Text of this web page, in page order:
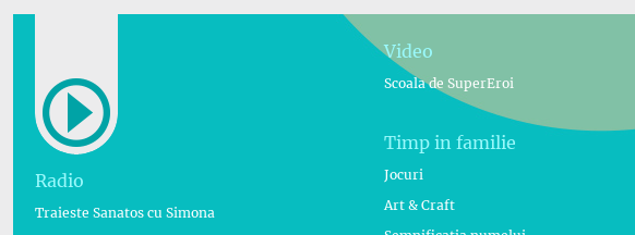
Radio
Traieste Sanatos cu Simona
Video
Scoala de SuperEroi
Timp in familie
Jocuri
Art & Craft